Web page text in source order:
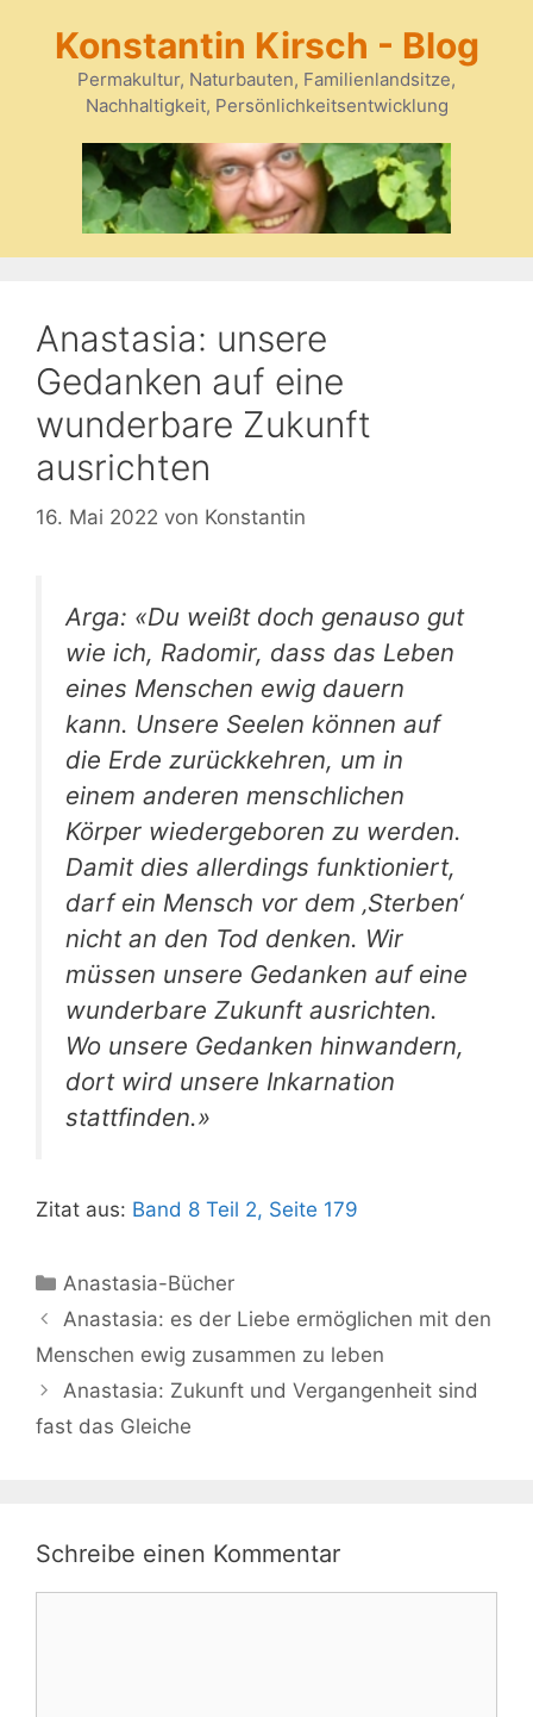
springen
Konstantin Kirsch - Blog
Permakultur, Naturbauten, Familienlandsitze,
Nachhaltigkeit, Persönlichkeitsentwicklung
Anastasia: unsere
Gedanken auf eine
wunderbare Zukunft
ausrichten
16. Mai 2022 von Konstantin
Arga: «Du weißt doch genauso gut
wie ich, Radomir, dass das Leben
eines Menschen ewig dauern
kann. Unsere Seelen können auf
die Erde zurückkehren, um in
einem anderen menschlichen
Körper wiedergeboren zu werden.
Damit dies allerdings funktioniert,
darf ein Mensch vor dem ‚Sterben‘
nicht an den Tod denken. Wir
müssen unsere Gedanken auf eine
wunderbare Zukunft ausrichten.
Wo unsere Gedanken hinwandern,
dort wird unsere Inkarnation
stattfinden.»
Zitat aus: Band 8 Teil 2, Seite 179
Kategorien
Anastasia-Bücher
Anastasia: es der Liebe ermöglichen mit den
Menschen ewig zusammen zu leben
Anastasia: Zukunft und Vergangenheit sind
fast das Gleiche
Schreibe einen Kommentar